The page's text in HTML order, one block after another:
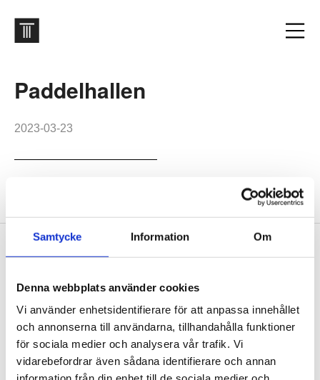
Samtycke Information Om
Denna webbplats använder cookies
Vi använder enhetsidentifierare för att anpassa innehållet
och annonserna till användarna, tillhandahålla funktioner
för sociala medier och analysera vår trafik. Vi
vidarebefordrar även sådana identifierare och annan
Paddelhallen
2023-03-23
Footer
Contact us
Welcome to Tengbom! Whatever your question or enquiry,
We are Tengbom
We create sustainable and beautiful architecture that